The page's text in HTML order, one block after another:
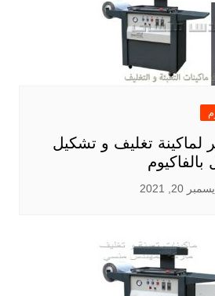
تغليف و تشكيل
بالفاكيوم
20, 2021